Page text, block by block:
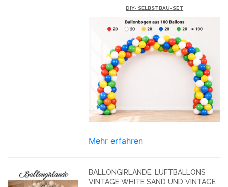
DIY- SELBSTBAU-SET
Mehr erfahren
BALLONGIRLANDE, LUFTBALLONS
VINTAGE WHITE SAND UND VINTAGE